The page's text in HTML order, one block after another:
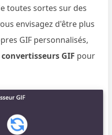
toutes sortes sur des
envisagez d'être plus
GIF personnalisés,
GIF pour